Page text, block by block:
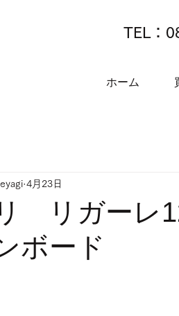
TEL：
ホーム
リガーレ
ボード
4月23日